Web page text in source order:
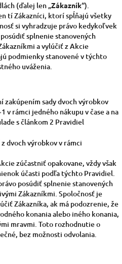
(ďalej len „Zákazník“).
tí Zákazníci, ktorí spĺňajú všetky
si vyhradzuje právo kedykoľvek
splnenie stanovených
a vylúčiť z Akcie
podmienky stanovené v týchto
uváženia.
zakúpením sady dvoch výrobkov
v rámci jedného nákupu v čase a na
s článkom 2 Pravidiel
dvoch výrobkov v rámci
zúčastniť opakovane, vždy však
účasti podľa týchto Pravidiel.
posúdiť splnenie stanovených
Zákazníkmi. Spoločnosť je
Zákazníka, ak má podozrenie, že
konania alebo iného konania,
mravmi. Toto rozhodnutie o
bez možnosti odvolania.